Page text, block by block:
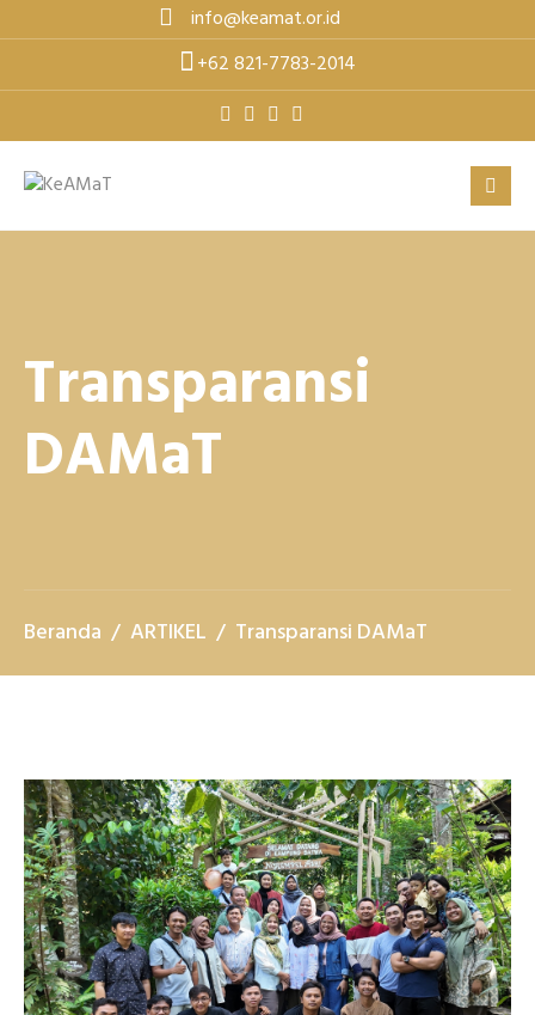
to
info@keamat.or.id
+62 821-7783-2014
Transparansi
DAMaT
Beranda ARTIKEL Transparansi DAMaT